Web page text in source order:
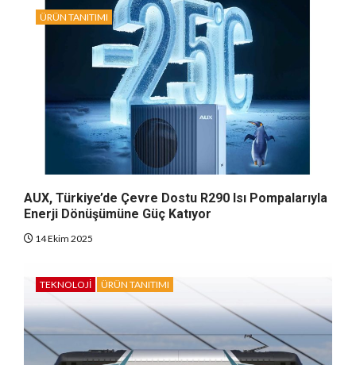
ÜRÜN TANITIMI
AUX, Türkiye’de Çevre Dostu R290 Isı Pompalarıyla
Enerji Dönüşümüne Güç Katıyor
14 Ekim 2025
TEKNOLOJI ÜRÜN TANITIMI